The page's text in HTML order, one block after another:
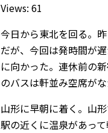
Views: 61
今日から東北を回る。
だが、今回は発時間が
に向かった。連休前の
のバスは軒並み空席が
山形に早朝に着く。山
駅の近くに温泉があっ